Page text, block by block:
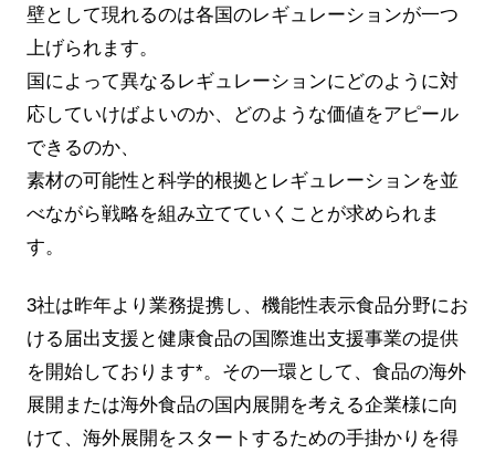
壁として現れるのは各国のレギュレーションが一つ
上げられます。
国によって異なるレギュレーションにどのように対
応していけばよいのか、どのような価値をアピール
できるのか、
素材の可能性と科学的根拠とレギュレーションを並
べながら戦略を組み立てていくことが求められま
す。
3社は昨年より業務提携し、機能性表示食品分野にお
ける届出支援と健康食品の国際進出支援事業の提供
を開始しております*。その一環として、食品の海外
展開または海外食品の国内展開を考える企業様に向
けて、海外展開をスタートするための手掛かりを得